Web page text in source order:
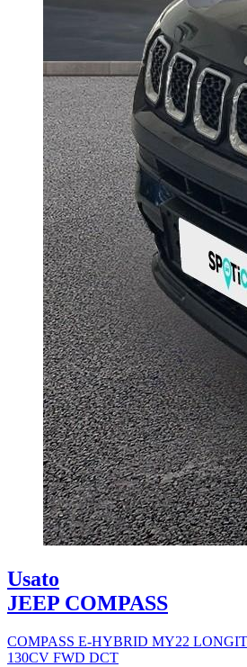
Usato
JEEP COMPASS
COMPASS E-HYBRID MY22
130CV FWD DCT